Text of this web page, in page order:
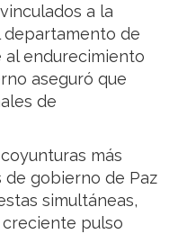
a la
departamento de
al endurecimiento
aseguró que
de
más
de gobierno de Paz
simultáneas,
pulso